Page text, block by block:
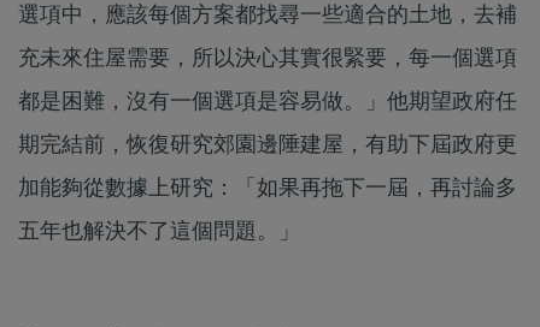
選項中，應該每個方案都找尋一些適合的土地，去補
充未來住屋需要，所以決心其實很緊要，每一個選項
都是困難，沒有一個選項是容易做。」他期望政府任
期完結前，恢復研究郊園邊陲建屋，有助下屆政府更
加能夠從數據上研究：「如果再拖下一屆，再討論多
五年也解決不了這個問題。」